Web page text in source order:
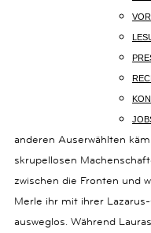
15
IMPRESSUM
DATENSCHUTZ
Alarmstufe Rot für Laura
hinter das Geheimnis der
Zukunft beginnen sich zu
nicht nur der Welt des
anderen Auserwählten
skrupellosen
zwischen die Fronten und
Merle ihr mit ihrer
ausweglos. Während